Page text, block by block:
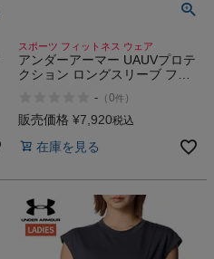
スポーツ フィットネス ウェア
アンダーアーマー UAUVプロテ
クション ロングスリーブ フー
UAUV Protection Long Sleeve
Hoodie
- （0件 ）
販売価格 ¥7,920税込
在庫を見る